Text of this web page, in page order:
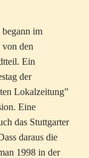
im
von den
Ein
der
Lokalzeitung”
Eine
das Stuttgarter
daraus die
1998 in der